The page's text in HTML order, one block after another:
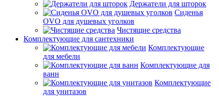
Держатели для шторок
Сиденья
OVO для душевых уголков
Чистящие средства
Комплектующие для сантехники
Комплектующие
для мебели
Комплектующие для
ванн
Комплектующие
для унитазов